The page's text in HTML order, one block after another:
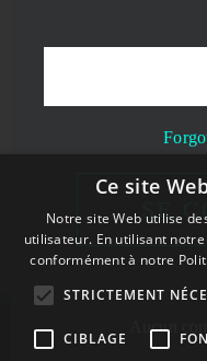
SE
Aucun
Ce site
Notre site Web utilise
utilisateur. En utilisant
conformément à notre
STRICTEMENT
CIBLAGE